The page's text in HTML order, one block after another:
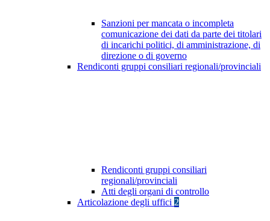
Sanzioni per mancata o incompleta
comunicazione dei dati da parte dei titolari
di incarichi politici, di amministrazione, di
direzione o di governo
Rendiconti gruppi consiliari regionali/provinciali
Rendiconti gruppi consiliari
regionali/provinciali
Atti degli organi di controllo
Articolazione degli uffici 2